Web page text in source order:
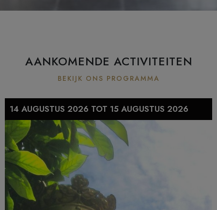
AANKOMENDE ACTIVITEITEN
BEKIJK ONS PROGRAMMA
14 AUGUSTUS 2026 TOT 15 AUGUSTUS 2026